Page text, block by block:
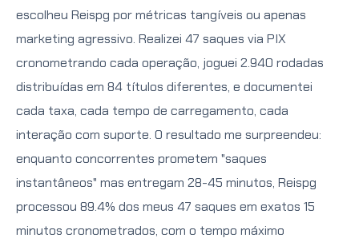
escolheu Reispg por métricas tangíveis ou apenas
marketing agressivo. Realizei 47 saques via PIX
cronometrando cada operação, joguei 2.940 rodadas
distribuídas em 84 títulos diferentes, e documentei
cada taxa, cada tempo de carregamento, cada
interação com suporte. O resultado me surpreendeu:
enquanto concorrentes prometem "saques
instantâneos" mas entregam 28-45 minutos, Reispg
processou 89.4% dos meus 47 saques em exatos 15
minutos cronometrados, com o tempo máximo